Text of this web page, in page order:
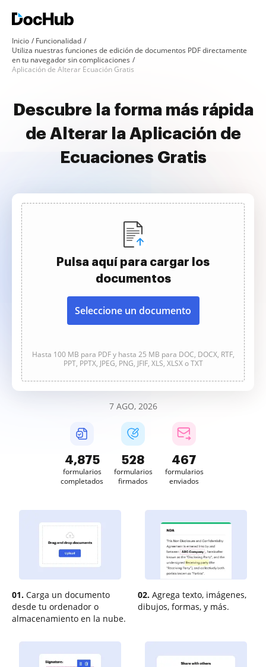
Inicio
Funcionalidad
Utiliza nuestras funciones de edición de documentos PDF directamente
en tu navegador sin complicaciones
Aplicación de Alterar Ecuación Gratis
Descubre la forma más rápida
de Alterar la Aplicación de
Ecuaciones Gratis
Pulsa aquí para cargar los
documentos
Seleccione un documento
Hasta 100 MB para PDF y hasta 25 MB para DOC, DOCX, RTF,
PPT, PPTX, JPEG, PNG, JFIF, XLS, XLSX o TXT
7 AGO, 2026
4,875
formularios
completados
528
formularios
firmados
467
formularios
enviados
01. Carga un documento
desde tu ordenador o
almacenamiento en la nube.
02. Agrega texto, imágenes,
dibujos, formas, y más.